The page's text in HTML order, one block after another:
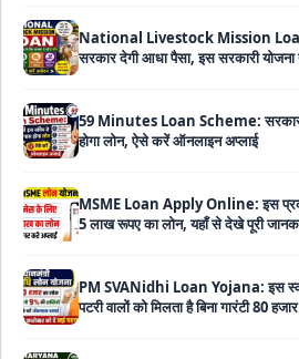
59 Minutes Loan Scheme: सरकार
होगा लोन, ऐसे करें ऑनलाइन अप्लाई
MSME Loan Apply Online: इस
5 लाख रूपए का लोन, यहाँ से देखे पूरी
PM SVANidhi Loan Yojana: इस
पटरी वालों को मिलता है बिना गारंटी 80
Haryana Self Help Group Loan
महिलाओं को मिल रहा है ₹10 लाख तक का